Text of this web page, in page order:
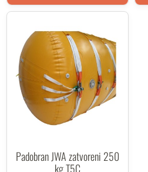
Padobran JWA zatvoreni 250
kg T5C